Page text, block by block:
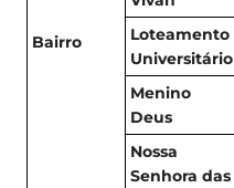
Bairro
Loteamento
Universitário
Menino
Deus
Nossa
Senhora das